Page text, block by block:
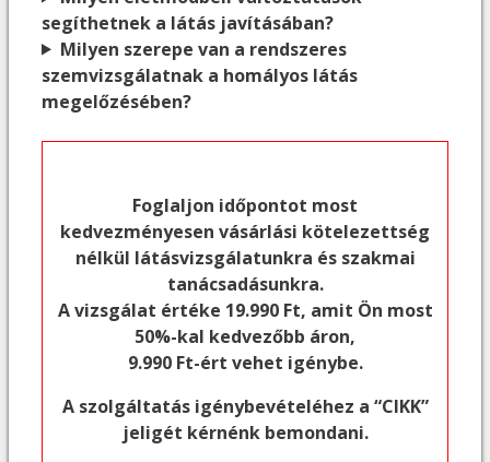
segíthetnek a látás javításában?
Milyen szerepe van a rendszeres
szemvizsgálatnak a homályos látás
megelőzésében?
Foglaljon időpontot most
kedvezményesen vásárlási kötelezettség
nélkül látásvizsgálatunkra és szakmai
tanácsadásunkra.
A vizsgálat értéke 19.990 Ft, amit Ön most
50%-kal kedvezőbb áron,
9.990 Ft-ért vehet igénybe.
A szolgáltatás igénybevételéhez a “CIKK”
jeligét kérnénk bemondani.